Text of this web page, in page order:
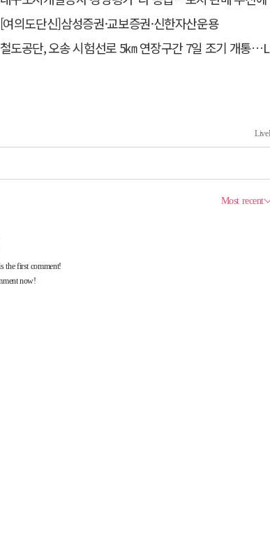
[여의도단신]삼성증권·교보증권·신한자산운용
철도공단, 오송 시험선로 5㎞ 연장구간 7일 조기 개통…LA 메트로 사업 지원